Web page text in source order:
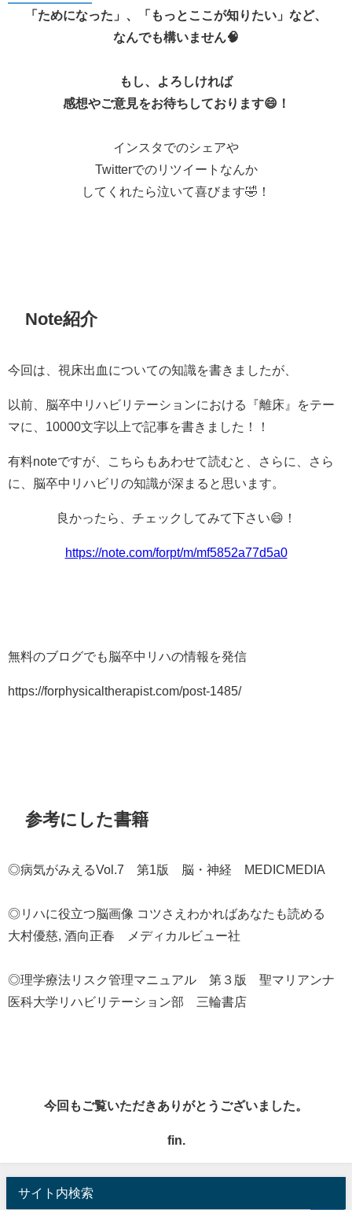
「ためになった」、「もっとここが知りたい」など、
なんでも構いません🧠
もし、よろしければ
感想やご意見をお待ちしております😄！
インスタでのシェアや
Twitterでのリツイートなんか
してくれたら泣いて喜びます🤣！
Note紹介
今回は、視床出血についての知識を書きましたが、
以前、脳卒中リハビリテーションにおける『離床』をテー
マに、10000文字以上で記事を書きました！！
有料noteですが、こちらもあわせて読むと、さらに、さら
に、脳卒中リハビリの知識が深まると思います。
良かったら、チェックしてみて下さい😄！
https://note.com/forpt/m/mf5852a77d5a0
無料のブログでも脳卒中リハの情報を発信
https://forphysicaltherapist.com/post-1485/
参考にした書籍
◎病気がみえるVol.7 第1版 脳・神経 MEDICMEDIA
◎リハに役立つ脳画像 コツさえわかればあなたも読める
大村優慈, 酒向正春 メディカルビュー社
◎理学療法リスク管理マニュアル 第３版 聖マリアンナ
医科大学リハビリテーション部 三輪書店
今回もご覧いただきありがとうございました。
fin.
サイト内検索